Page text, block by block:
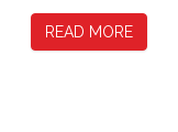
READ MORE